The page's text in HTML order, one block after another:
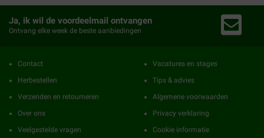
Ja, ik wil de voordeelmail ontvangen
Ontvang elke week de beste aanbiedingen
Contact
Herbestellen
Verzenden en retourneren
Over ons
Veelgestelde vragen
Vacatures en stages
Tips & advies
Algemene voorwaarden
Privacy verklaring
Cookie informatie